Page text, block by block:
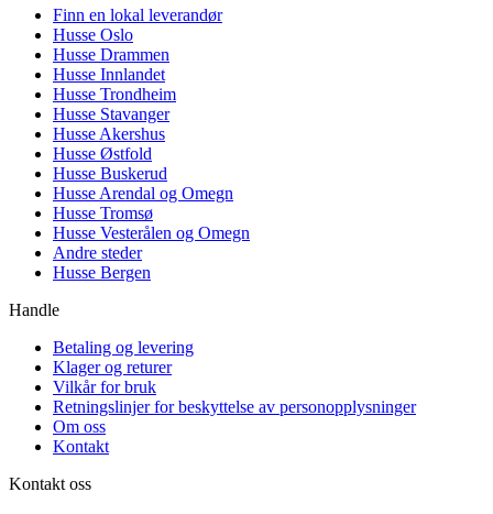
Finn en lokal leverandør
Husse Oslo
Husse Drammen
Husse Innlandet
Husse Trondheim
Husse Stavanger
Husse Akershus
Husse Østfold
Husse Buskerud
Husse Arendal og Omegn
Husse Tromsø
Husse Vesterålen og Omegn
Andre steder
Husse Bergen
Handle
Betaling og levering
Klager og returer
Vilkår for bruk
Retningslinjer for beskyttelse av personopplysninger
Om oss
Kontakt
Kontakt oss